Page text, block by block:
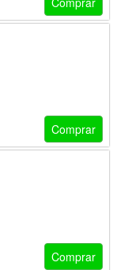
Comprar
Comprar